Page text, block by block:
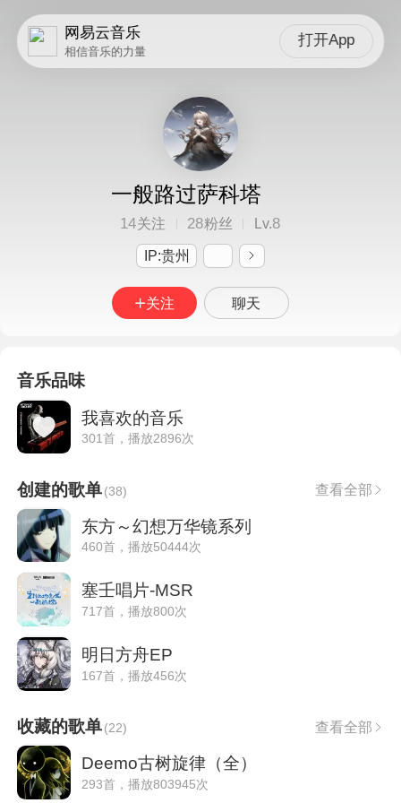
网易云音乐
相信音乐的力量
打开App
一般路过萨科塔
14关注 28粉丝 Lv.8
IP:贵州
关注 聊天
音乐品味
我喜欢的音乐
301首，播放2896次
创建的歌单(38) 查看全部
东方～幻想万华镜系列
460首，播放50444次
塞壬唱片-MSR
717首，播放800次
明日方舟EP
167首，播放456次
收藏的歌单(22) 查看全部
Deemo古树旋律（全）
293首，播放803945次